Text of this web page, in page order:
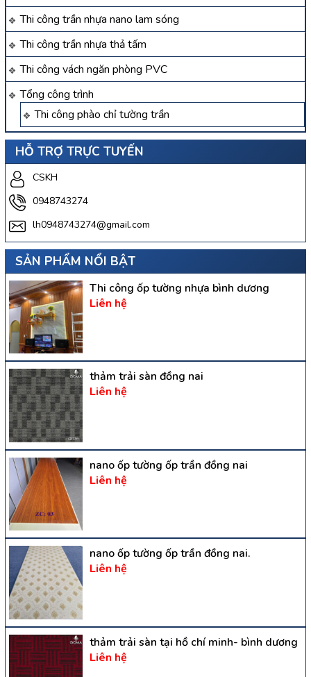
Thi công trần nhựa nano lam sóng
Thi công trần nhựa thả tấm
Thi công vách ngăn phòng PVC
Tổng công trình
Thi công phào chỉ tường trần
HỖ TRỢ TRỰC TUYẾN
CSKH
0948743274
lh0948743274@gmail.com
SẢN PHẨM NỔI BẬT
Thi công ốp tường nhựa bình dương
Liên hệ
thảm trải sàn đồng nai
Liên hệ
nano ốp tường ốp trần đồng nai
Liên hệ
nano ốp tường ốp trần đồng nai.
Liên hệ
thảm trải sàn tại hồ chí minh- bình dương
Liên hệ